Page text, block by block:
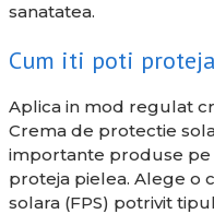
sanatatea.
Cum iti poti
Aplica in mod regulat
Crema de protectie
importante produse
proteja pielea. Alege o
solara (FPS) potrivit